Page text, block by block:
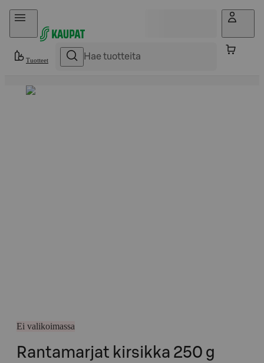
Hyppää sisältöön
Tuotteet
Ei valikoimassa
Rantamarjat kirsikka 250 g